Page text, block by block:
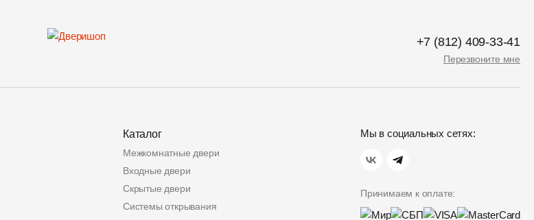
+7 (812) 409-33-41
Перезвоните мне
Каталог
Межкомнатные двери
Входные двери
Скрытые двери
Системы открывания
Мы в социальных сетях:
Принимаем к оплате: